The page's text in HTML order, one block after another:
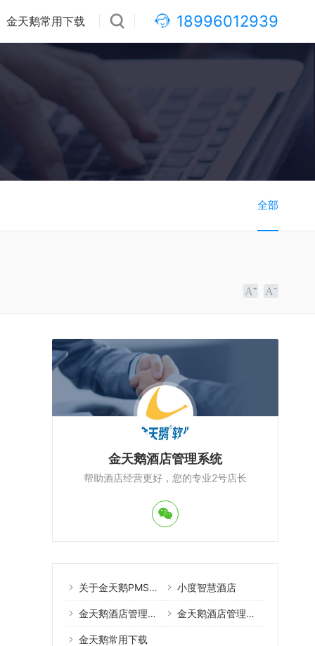
18996012939
金天鹅常用下载
全部
金天鹅酒店管理系统
帮助酒店经营更好，您的专业2号店长
关于金天鹅PMS酒店管理系统 小度智慧酒店
金天鹅酒店管理系统案例 金天鹅酒店管理系统教程
金天鹅常用下载